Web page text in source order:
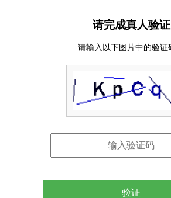
请完成真人验证
请输入以下图片中的验证
验证